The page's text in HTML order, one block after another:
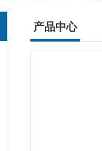
产品中心